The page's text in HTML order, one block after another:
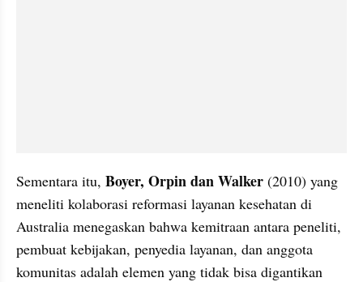
Sementara itu, Boyer, Orpin dan Walker (2010) yang
meneliti kolaborasi reformasi layanan kesehatan di
Australia menegaskan bahwa kemitraan antara peneliti,
pembuat kebijakan, penyedia layanan, dan anggota
komunitas adalah elemen yang tidak bisa digantikan